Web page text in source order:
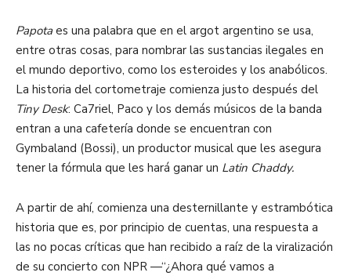
Papotaes una palabra que en el argot argentino se usa,
entre otras cosas, para nombrar las sustancias ilegales en
el mundo deportivo, como los esteroides y los anabólicos.
La historia del cortometraje comienza justo después del
Tiny Desk: Ca7riel, Paco y los demás músicos de la banda
entran a una cafetería donde se encuentran con
Gymbaland (Bossi), un productor musical que les asegura
tener la fórmula que les hará ganar un Latin Chaddy.
A partir de ahí, comienza una desternillante y estrambótica
historia que es, por principio de cuentas, una respuesta a
las no pocas críticas que han recibido a raíz de la viralización
de su concierto con NPR —“¿Ahora qué vamos a